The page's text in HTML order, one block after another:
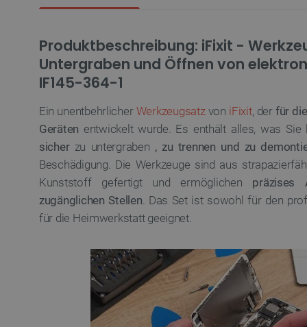
Produktbeschreibung: iFixit -
Untergraben und Öffnen von
IF145-364-1
Ein unentbehrlicher Werkzeugsatzvon iFixit, der für
Geräten entwickelt wurde. Es enthält alles, was Sie
sicherzu untergraben , zu trennen und zu
Beschädigung. Die Werkzeuge sind aus
Kunststoff gefertigt und ermöglichen präzises
zugänglichen Stellen. Das Set ist sowohl für den
für die Heimwerkstatt geeignet.